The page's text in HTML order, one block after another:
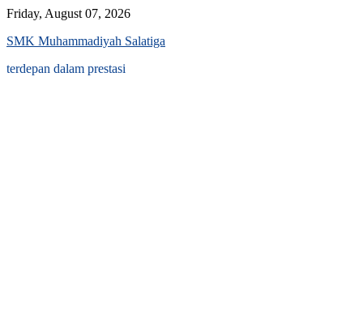
Skip
content
Friday, August 07, 2026
SMK Muhammadiyah Salatiga
terdepan dalam prestasi